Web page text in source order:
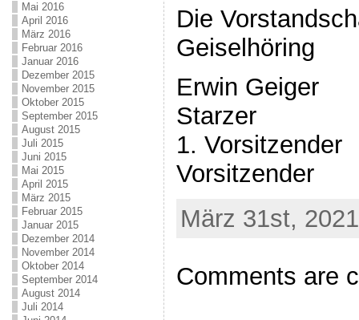
Mai 2016
April 2016
März 2016
Februar 2016
Januar 2016
Dezember 2015
November 2015
Oktober 2015
September 2015
August 2015
Juli 2015
Juni 2015
Mai 2015
April 2015
März 2015
Februar 2015
Januar 2015
Dezember 2014
November 2014
Oktober 2014
September 2014
August 2014
Juli 2014
Die
Geiselhöring
Erwin
Starzer
1.
Vorsitzender
März 31st,
Comments are